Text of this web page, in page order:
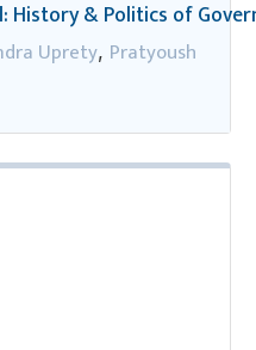
History & Politics of
Uprety, Pratyoush